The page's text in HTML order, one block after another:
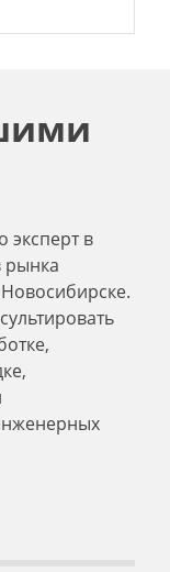
эксперт в
рынка